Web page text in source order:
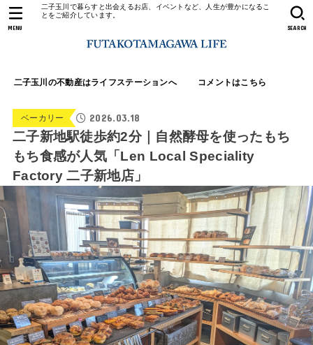
二子玉川で暮らすと出会えるお店、イベントなど、人生が豊かになるこ
とをご紹介しています。
二子玉川の不動産はライフステーションへ コメントはこちら
SEARCH
MENU
ベーカリー 2026.03.18
二子新地駅徒歩約2分｜自然酵母を使ったもち
もち食感が人気「Len Local Speciality
Factory 二子新地店」